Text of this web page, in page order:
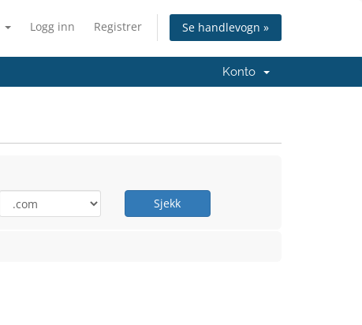
Logg inn Registrer Se handlevogn »
Konto
Sjekk